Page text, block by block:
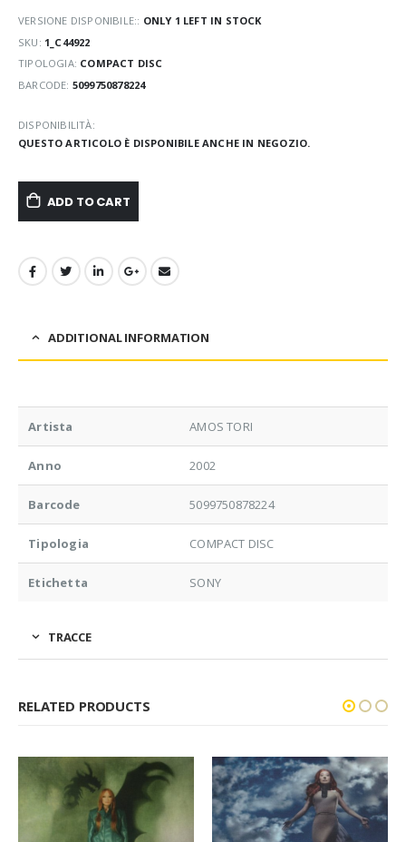
VERSIONE DISPONIBILE:: ONLY 1 LEFT IN STOCK
SKU: 1_C44922
TIPOLOGIA: COMPACT DISC
BARCODE: 5099750878224
DISPONIBILITÀ:
QUESTO ARTICOLO È DISPONIBILE ANCHE IN NEGOZIO.
ADD TO CART
ADDITIONAL INFORMATION
Artista AMOS TORI
Anno 2002
Barcode 5099750878224
Tipologia COMPACT DISC
Etichetta SONY
TRACCE
RELATED PRODUCTS